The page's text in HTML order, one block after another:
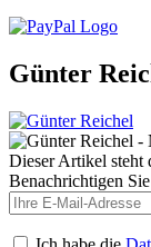
Günter
Dieser Artikel steht
Benachrichtigen